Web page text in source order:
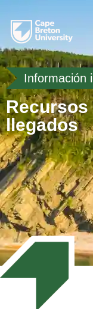
Información
llegados